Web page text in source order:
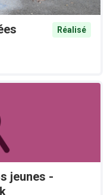
Réalisé
jeunes -